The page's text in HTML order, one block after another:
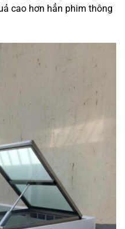
cao hơn hẳn phim thông